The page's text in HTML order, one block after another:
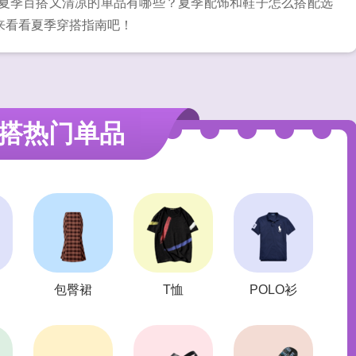
季百搭又清凉的单品有哪些？夏季配饰和鞋子怎么搭配选
看夏季穿搭指南吧！
热门单品
包臀裙 T恤 POLO衫